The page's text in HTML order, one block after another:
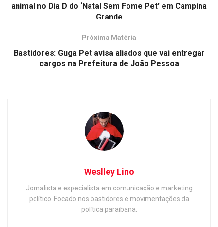
animal no Dia D do ‘Natal Sem Fome Pet’ em Campina
Grande
Próxima Matéria
Bastidores: Guga Pet avisa aliados que vai entregar
cargos na Prefeitura de João Pessoa
Weslley Lino
Jornalista e especialista em comunicação e marketing
político. Focado nos bastidores e movimentações da
política paraibana.